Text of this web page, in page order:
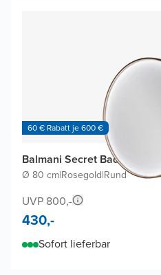
60 € Rabatt je 600 €
Balmani Secret Badspiegel
Ø 80 cm|Rosegold|Rund
UVP 800,-
430,-
Sofort lieferbar